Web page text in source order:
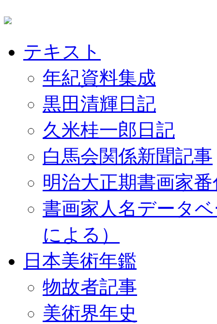
テキスト
年紀資料集成
黒田清輝日記
久米桂一郎日記
白馬会関係新聞記事
明治大正期書画家
書画家人名データ
による）
日本美術年鑑
物故者記事
美術界年史